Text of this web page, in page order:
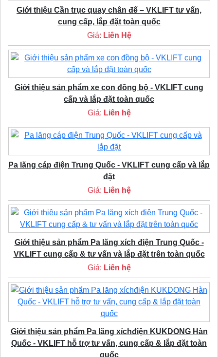
Giới thiệu Cần trục quay chân đế – VKLIFT tư vấn,
cung cấp, lắp đặt toàn quốc
Giá: Liên Hệ
Giới thiệu sản phẩm xe con đồng bộ - VKLIFT cung
cấp và lắp đặt toàn quốc
Giá: Liên hệ
Pa lăng cáp điện Trung Quốc - VKLIFT cung cấp và lắp
đặt
Giá: Liên hệ
Giới thiệu sản phẩm Pa lăng xích điện Trung Quốc -
VKLIFT cung cấp & tư vấn và lắp đặt trên toàn quốc
Giá: Liên hệ
Giới thiệu sản phẩm Pa lăng xíchđiện KUKDONG Hàn
Quốc - VKLIFT hỗ trợ tư vấn, cung cấp & lắp đặt toàn
quốc